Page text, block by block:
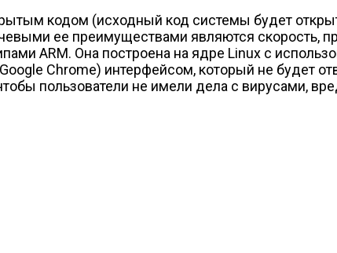
кодом (исходный код системы будет
ее преимуществами являются скорость,
ARM. Она построена на ядре Linux с
Chrome) интерфейсом, который не будет
пользователи не имели дела с вирусами,